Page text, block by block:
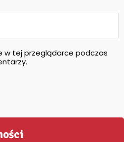
w tej przeglądarce podczas